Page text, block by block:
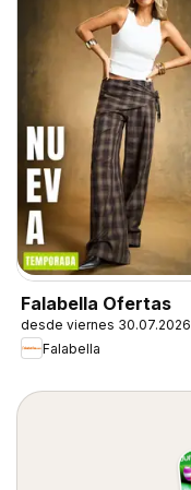
Falabella Ofertas
desde viernes 30.07.2026
Falabella